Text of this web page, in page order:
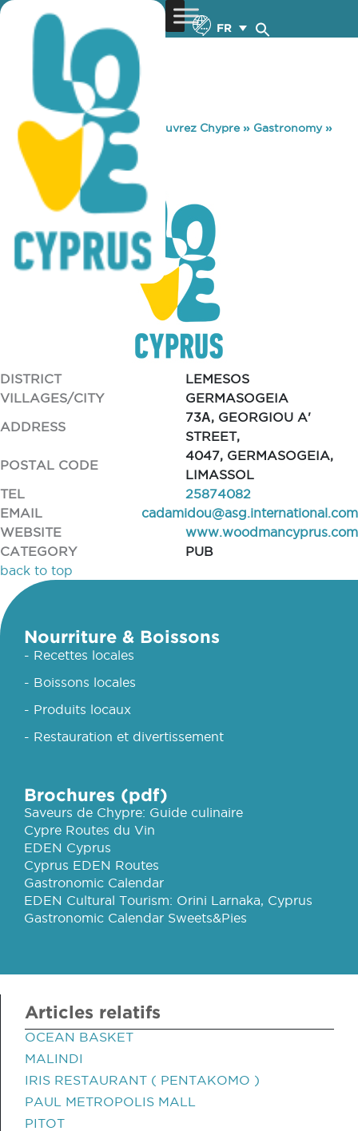
FR
You are here: Home »Découvrez Chypre» Gastronomy»
THE WOODMAN
THE WOODMAN
DISTRICT
LEMESOS
VILLAGES/CITY
GERMASOGEIA
ADDRESS
73Α, GEORGIOU A'
STREET,
POSTAL CODE
4047, GERMASOGEIA,
LIMASSOL
TEL
25874082
EMAIL
cadamidou@asg.international.com
WEBSITE
www.woodmancyprus.com
CATEGORY
PUB
back to top
Nourriture & Boissons
- Recettes locales
- Boissons locales
- Produits locaux
- Restauration et divertissement
Brochures (pdf)
Saveurs de Chypre: Guide culinaire
Cypre Routes du Vin
EDEN Cyprus
Cyprus EDEN Routes
Gastronomic Calendar
EDEN Cultural Tourism: Orini Larnaka, Cyprus
Gastronomic Calendar Sweets&Pies
Articles relatifs
OCEAN BASKET
MALINDI
IRIS RESTAURANT ( PENTAKOMO )
PAUL METROPOLIS MALL
PITOT